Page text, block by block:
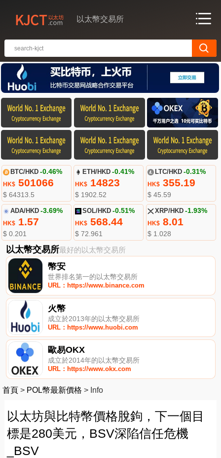
以太幣交易所
BTC/HKD -0.46%
HK$501066
$ 64313.5
ETH/HKD -0.41%
HK$ 14823
$ 1902.52
LTC/HKD -0.31%
HK$355.19
$ 45.59
ADA/HKD -3.69%
HK$1.57
$ 0.201
SOL/HKD -0.51%
HK$ 568.44
$ 72.961
XRP/HKD -1.93%
HK$8.01
$ 1.028
以太幣交易所最好的以太幣交易所
幣安
世界排名第一的以太幣交易所
URL：https://www.binance.com
火幣
成立於2013年的以太幣交易所
URL：https://www.huobi.com
歐易OKX
成立於2014年的以太幣交易所
URL：https://www.okx.com
首頁 > POL幣最新價格 > Info
以太坊與比特幣價格脫鉤，下一個目
標是280美元，BSV深陷信任危機
_BSV